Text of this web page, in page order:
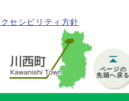
ページの
先頭へ戻る
セシビリティ方針